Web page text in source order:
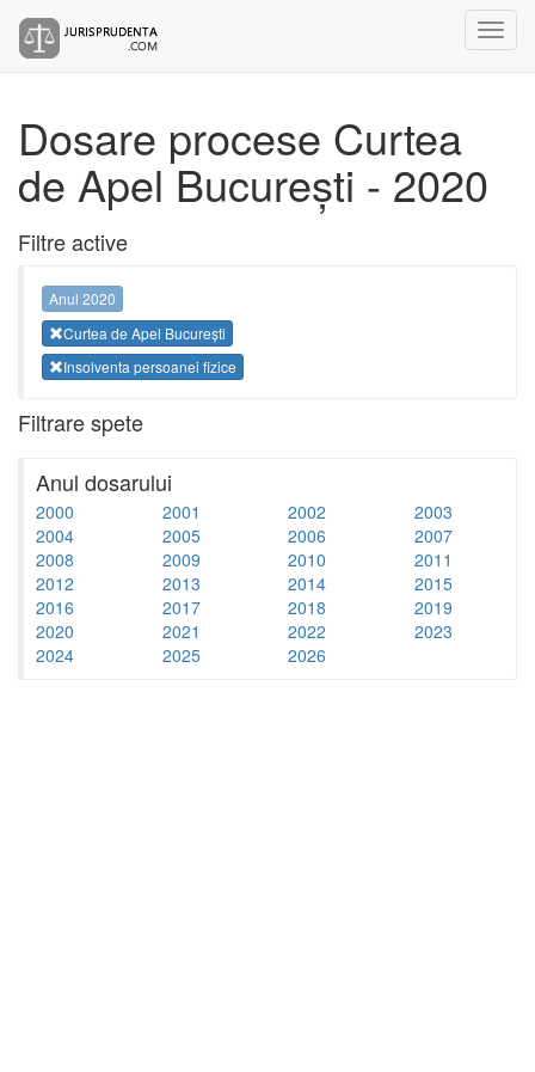
Dosare procese Curtea
de Apel București - 2020
Filtre active
Anul 2020
Curtea de Apel București
Insolventa persoanei fizice
Filtrare spete
Anul dosarului
2000 2001 2002
2003
2004
2005 2006
2007
2008
2009 2010
2011
2012
2013 2014
2015
2016
2017 2018
2019
2020
2021 2022
2023
2024
2025 2026